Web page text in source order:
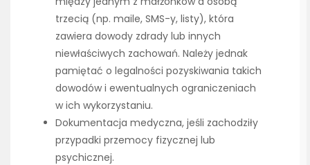
trzecią (np. maile, SMS-y, listy), która
zawiera dowody zdrady lub innych
niewłaściwych zachowań. Należy jednak
pamiętać o legalności pozyskiwania takich
dowodów i ewentualnych ograniczeniach
w ich wykorzystaniu.
Dokumentacja medyczna, jeśli zachodziły
przypadki przemocy fizycznej lub
psychicznej.